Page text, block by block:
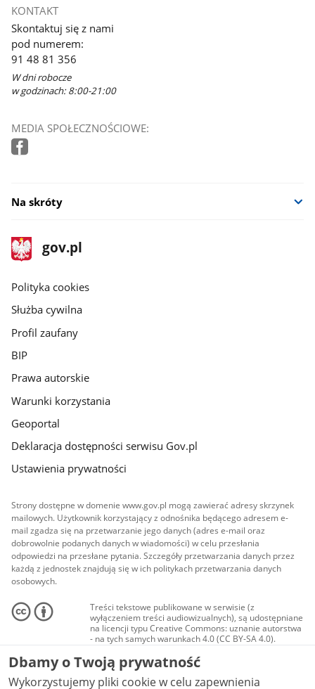
KONTAKT
Skontaktuj się z nami
pod numerem:
91 48 81 356
W dni robocze
w godzinach: 8:00-21:00
MEDIA SPOŁECZNOŚCIOWE:
Na skróty
stopka
gov.pl
Strona
gov.pl
gov.pl
Polityka cookies
Służba cywilna
Profil zaufany
BIP
Prawa autorskie
Warunki korzystania
Geoportal
Deklaracja dostępności serwisu Gov.pl
Ustawienia prywatności
Strony dostępne w domenie www.gov.pl mogą zawierać adresy skrzynek
mailowych. Użytkownik korzystający z odnośnika będącego adresem e-
mail zgadza się na przetwarzanie jego danych (adres e-mail oraz
dobrowolnie podanych danych w wiadomości) w celu przesłania
odpowiedzi na przesłane pytania. Szczegóły przetwarzania danych przez
każdą z jednostek znajdują się w ich politykach przetwarzania danych
osobowych.
Treści tekstowe publikowane w serwisie (z
wyłączeniem treści audiowizualnych), są udostępniane
na licencji typu Creative Commons: uznanie autorstwa
- na tych samych warunkach 4.0 (CC BY-SA 4.0).
Materiały audiowizualne, w tym zdjęcia, materiały
audio i wideo, są udostępniane na licencji typu
Creative Commons: uznanie autorstwa użycie
niekomercyjne - bez utworów zależnych 4.0 (CC BY-
Dbamy o Twoją prywatność
Wykorzystujemy pliki cookie w celu zapewnienia